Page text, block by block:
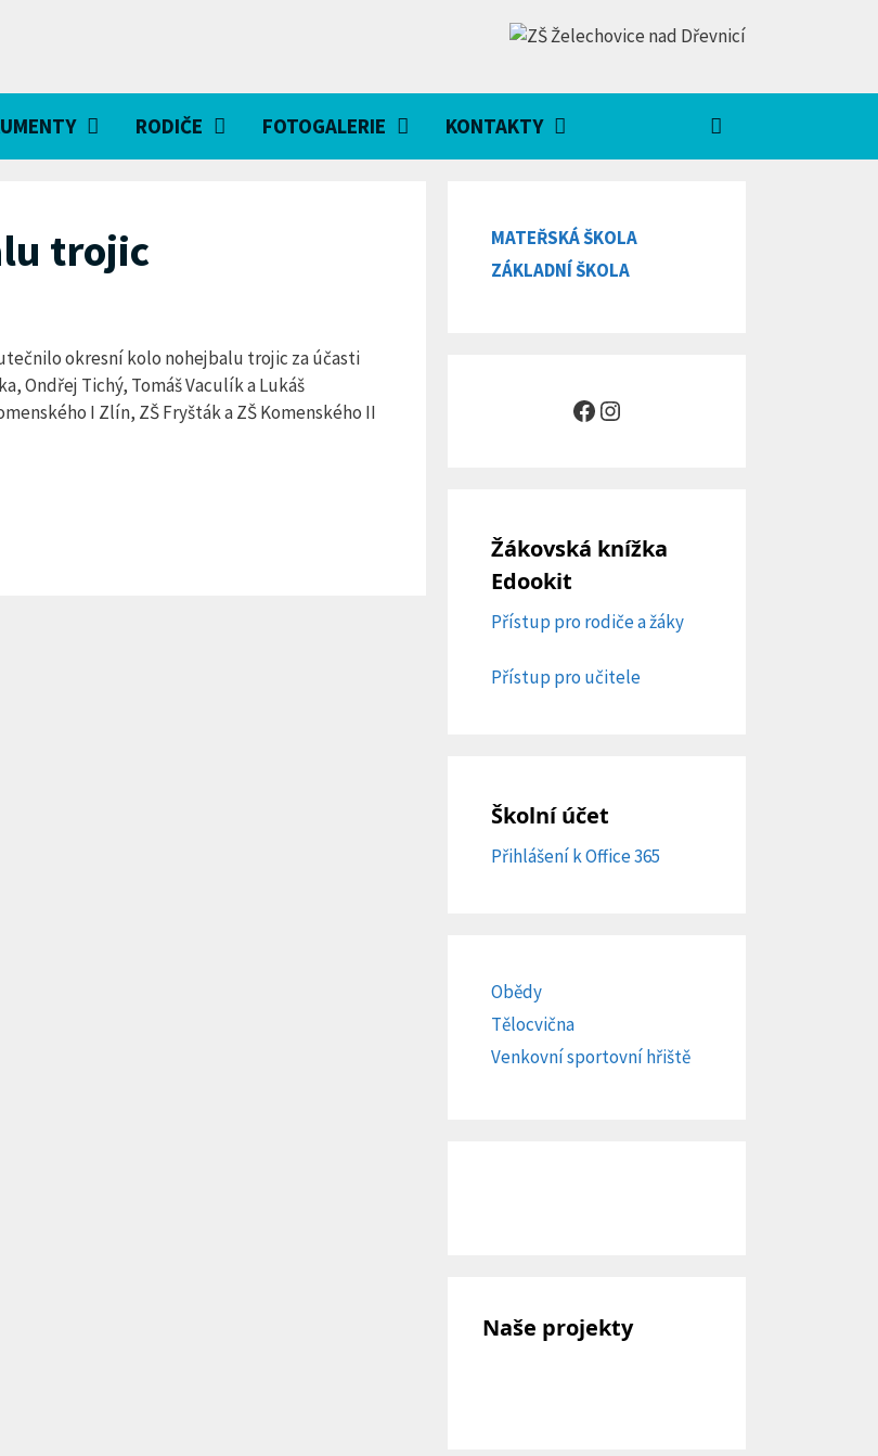
RODIČE FOTOGALERIE KONTAKTY
trojic
okresní kolo nohejbalu trojic za účasti
Ondřej Tichý, Tomáš Vaculík a Lukáš
I Zlín, ZŠ Fryšták a ZŠ Komenského II
MATEŘSKÁ ŠKOLA
ZÁKLADNÍ ŠKOLA
Facebook
Instagram
Žákovská knížka
Edookit
Přístup pro rodiče a žáky
Přístup pro učitele
Školní účet
Přihlášení k Office 365
Obědy
Tělocvična
Venkovní sportovní hřiště
Naše projekty